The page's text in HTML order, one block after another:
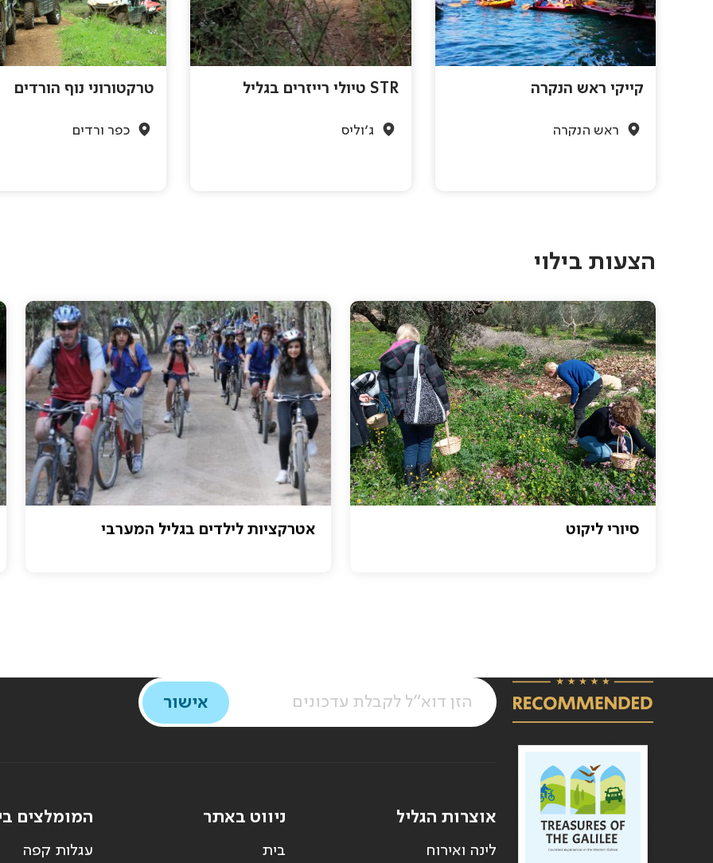
קייקי ראש הנקרה
ראש הנקרה
STR טיולי רייזרים בגליל
ג'וליס
טרקטורוני נוף הורדים
כפר ורדים
הצעות בילוי
סיורי ליקוט אטרקציות לילדים בגליל המערבי
אוצרות הגליל
לינה ואירוח
ניווט באתר
בית
המומלצים
עגלות קפה